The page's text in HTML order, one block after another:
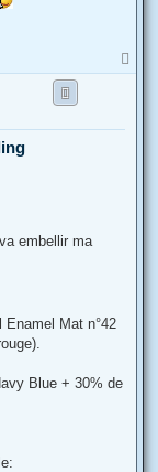
a
embellir ma
Mat n°42
Blue + 30% de